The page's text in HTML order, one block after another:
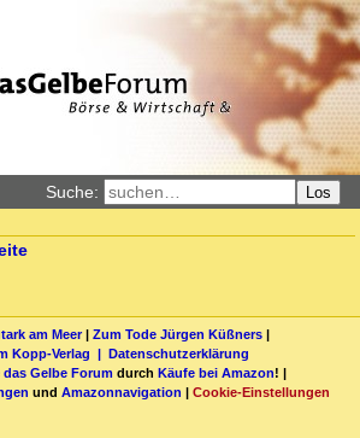
Suche: Los
am Meer| Zum Tode Jürgen Küßners |
Kopp-Verlag | Datenschutzerklärung
Gelbe Forum durch Käufe bei Amazon! |
und Amazonnavigation | Cookie-Einstellungen